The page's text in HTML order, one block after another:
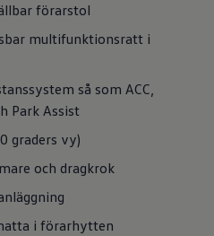
förarstol
multifunktionsratt i
så som ACC,
Park Assist
graders vy)
och dragkrok
i förarhytten